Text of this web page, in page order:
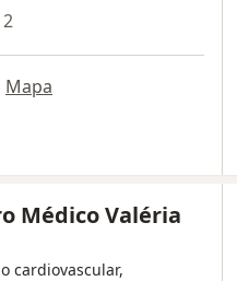
Mapa
Médico Valéria
cardiovascular,